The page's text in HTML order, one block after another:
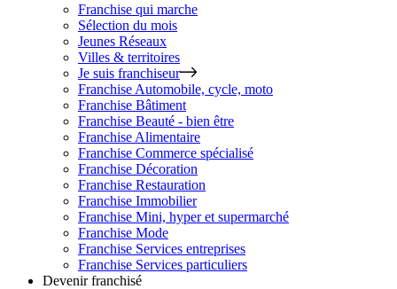
Franchise qui marche
Sélection du mois
Jeunes Réseaux
Villes & territoires
Je suis franchiseur
Franchise Automobile, cycle, moto
Franchise Bâtiment
Franchise Beauté - bien être
Franchise Alimentaire
Franchise Commerce spécialisé
Franchise Décoration
Franchise Restauration
Franchise Immobilier
Franchise Mini, hyper et supermarché
Franchise Mode
Franchise Services entreprises
Franchise Services particuliers
Devenir franchisé